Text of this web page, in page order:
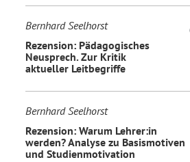
Bernhard Seelhorst
Rezension: Pädagogisches
Neusprech. Zur Kritik
aktueller Leitbegriffe
Bernhard Seelhorst
Rezension: Warum Lehrer:in
werden? Analyse zu Basismotiven
und Studienmotivation